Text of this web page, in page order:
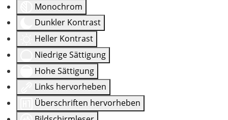
Monochrom
Dunkler Kontrast
Heller Kontrast
Niedrige Sättigung
Hohe Sättigung
Links hervorheben
Überschriften hervorheben